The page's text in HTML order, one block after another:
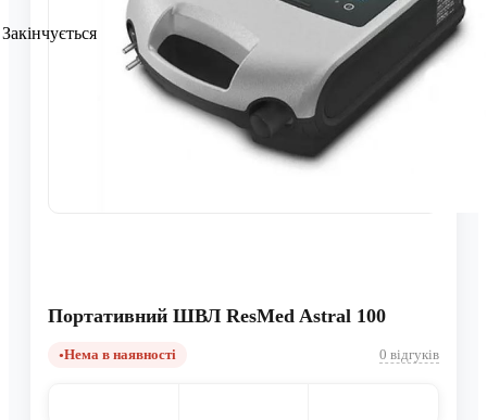
Закінчується
Портативний ШВЛ ResMed Astral 100
Нема в наявності 0 відгуків